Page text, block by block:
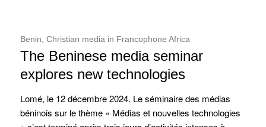
Benin, Christian media in Francophone Africa
The Beninese media seminar
explores new technologies
Lomé, le 12 décembre 2024. Le séminaire des médias
béninois sur le thème « Médias et nouvelles technologies